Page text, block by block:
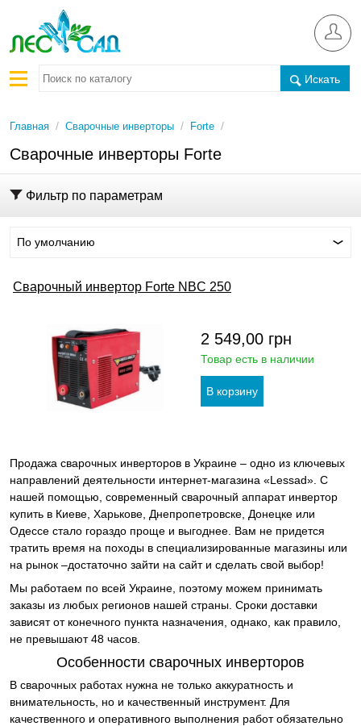
Искать
Главная / Сварочные инверторы / Forte /
Сварочные инверторы Forte
Фильтр по параметрам
По умолчанию
Сварочный инвертор Forte NBC 250
2 549,00 грн
Товар есть в наличии
Продажа сварочных инверторов в Украине – одно из ключевых
направлений деятельности интернет-магазина «Lessad». С
нашей помощью, современный сварочный аппарат инвертор
купить в Киеве, Харькове, Днепропетровске, Донецке или
Одессе стало гораздо проще и выгоднее. Вам не придется
тратить время на походы в специализированные магазины или
на рынок –достаточно зайти на сайт и сделать свой выбор!
Мы работаем по всей Украине, поэтому можем принимать
заказы из любых регионов нашей страны. Сроки доставки
зависят от конечного пункта назначения, однако, как правило,
не превышают 48 часов.
Особенности сварочных инверторов
В сварочных работах нужна не только аккуратность и
внимательность, но и качественный инструмент. Для
качественного и оперативного выполнения работ обязательно